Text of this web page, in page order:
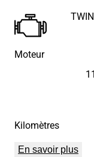
Moteur
Kilomètres
En savoir plus